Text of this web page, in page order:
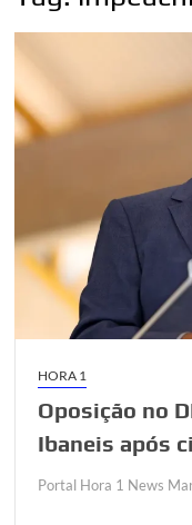
HORA 1
Oposição no
Ibaneis após
Portal Hora 1 News